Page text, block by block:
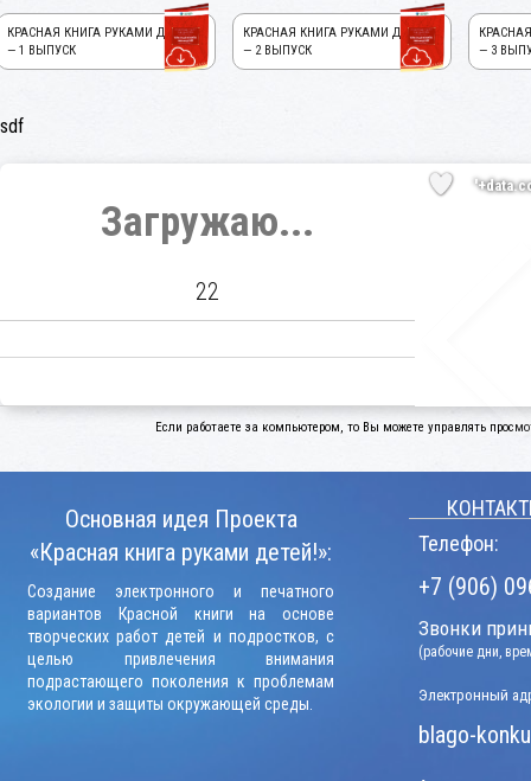
КРАСНАЯ КНИГА РУКАМИ ДЕТЕЙ!
— 1 ВЫПУСК
КРАСНАЯ КНИГА РУКАМИ ДЕТЕЙ!
— 2 ВЫПУСК
— 3
sdf
Загружаю...
22
Если работаете за компьютером, то Вы можете управлять
Основная идея Проекта
«Красная книга руками детей!»:
Создание электронного и печатного
вариантов Красной книги на основе
творческих работ детей и подростков, с
целью привлечения внимания
подрастающего поколения к проблемам
экологии и защиты окружающей среды.
Телефон:
+7 (906)
Звонки
(рабочие дни,
Электронный
blago-